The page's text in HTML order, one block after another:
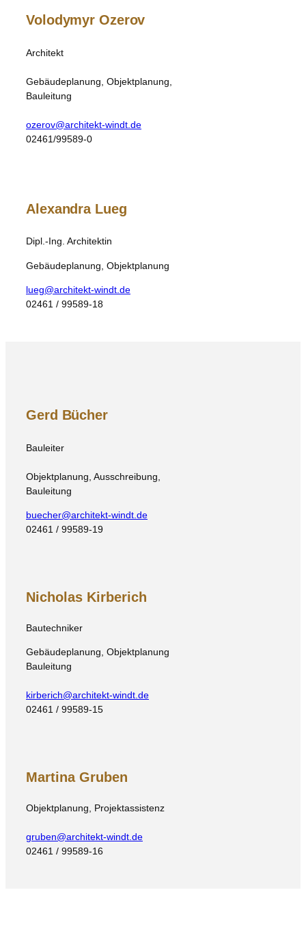
Volodymyr Ozerov
Architekt
Gebäudeplanung, Objektplanung,
Bauleitung
ozerov@architekt-windt.de
02461/99589-0
Alexandra Lueg
Dipl.-Ing. Architektin
Gebäudeplanung, Objektplanung
lueg@architekt-windt.de
02461 / 99589-18
Gerd Bücher
Bauleiter
Objektplanung, Ausschreibung,
Bauleitung
buecher@architekt-windt.de
02461 / 99589-19
Nicholas Kirberich
Bautechniker
Gebäudeplanung, Objektplanung
Bauleitung
kirberich@architekt-windt.de
02461 / 99589-15
Martina Gruben
Objektplanung, Projektassistenz
gruben@architekt-windt.de
02461 / 99589-16